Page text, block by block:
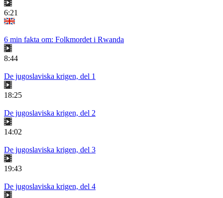
6:21
6 min fakta om: Folkmordet i Rwanda
8:44
De jugoslaviska krigen, del 1
18:25
De jugoslaviska krigen, del 2
14:02
De jugoslaviska krigen, del 3
19:43
De jugoslaviska krigen, del 4